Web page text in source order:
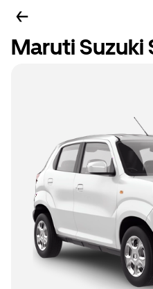
Maruti Suzuki